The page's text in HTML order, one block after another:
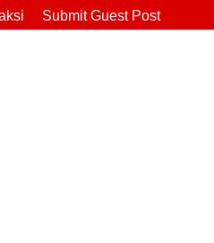
Submit Guest Post